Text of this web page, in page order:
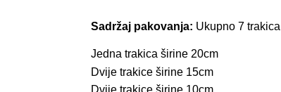
Sadržaj pakovanja: Ukupno 7 trakica
Jedna trakica širine 20cm
Dvije trakice širine 15cm